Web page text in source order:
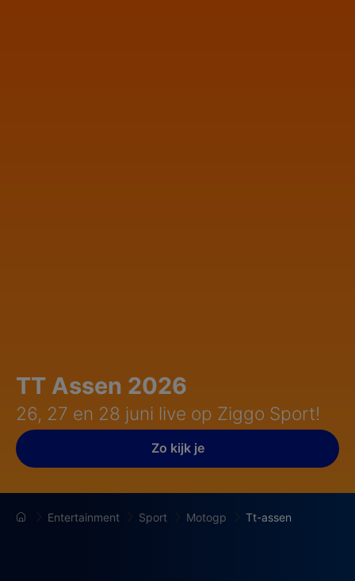
TT Assen 2026
26, 27 en 28 juni live op Ziggo Sport!
Zo kijk je
Entertainment Sport Motogp Tt-assen